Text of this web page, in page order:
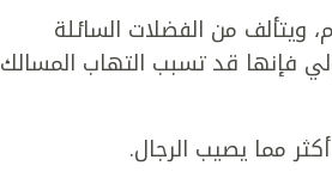
ويتألف من الفضلات السائلة
فإنها قد تسبب التهاب المسالك
مما يصيب الرجال.